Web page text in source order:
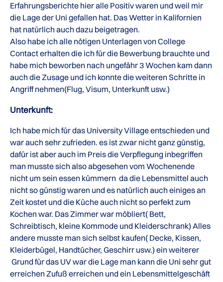
Erfahrungsberichte hier alle Positiv waren und weil mir
die Lage der Uni gefallen hat. Das Wetter in Kalifornien
hat natürlich auch dazu beigetragen.
Also habe ich alle nötigen Unterlagen von College
Contact erhalten die ich für die Bewerbung brauchte und
habe mich beworben nach ungefähr 3 Wochen kam dann
auch die Zusage und ich konnte die weiteren Schritte in
Angriff nehmen(Flug, Visum, Unterkunft usw.)
Unterkunft:
Ich habe mich für das University Village entschieden und
war auch sehr zufrieden. es ist zwar nicht ganz günstig,
dafür ist aber auch im Preis die Verpflegung inbegriffen
man musste sich also abgesehen vom Wochenende
nicht um sein essen kümmern da die Lebensmittel auch
nicht so günstig waren und es natürlich auch einiges an
Zeit kostet und die Küche auch nicht so perfekt zum
Kochen war. Das Zimmer war möbliert( Bett,
Schreibtisch, kleine Kommode und Kleiderschrank) Alles
andere musste man sich selbst kaufen( Decke, Kissen,
Kleiderbügel, Handtücher, Geschirr usw.) ein weiterer
Grund für das UV war die Lage man kann die Uni sehr gut
erreichen Zufuß erreichen und ein Lebensmittelgeschäft